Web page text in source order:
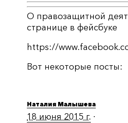
О правозащитной
странице в фейсбуке
https://
Вот некоторые посты:
Наталия Малышева
18 июня 2015 г. ·